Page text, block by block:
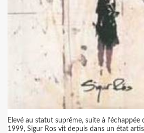
Elevé au statut suprême, suite à l’échappée
1999, Sigur Ros vit depuis dans un état